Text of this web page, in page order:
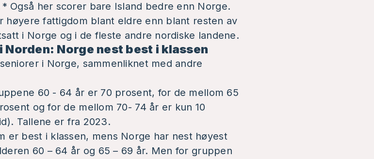
Også her scorer bare Island bedre enn Norge.
høyere fattigdom blant eldre enn blant resten av
i Norge og i de fleste andre nordiske landene.
Norge nest best i klassen
i Norge, sammenliknet med andre
60 - 64 år er 70 prosent, for de mellom 65
og for de mellom 70- 74 år er kun 10
Tallene er fra 2023.
er best i klassen, mens Norge har nest høyest
60 – 64 år og 65 – 69 år. Men for gruppen